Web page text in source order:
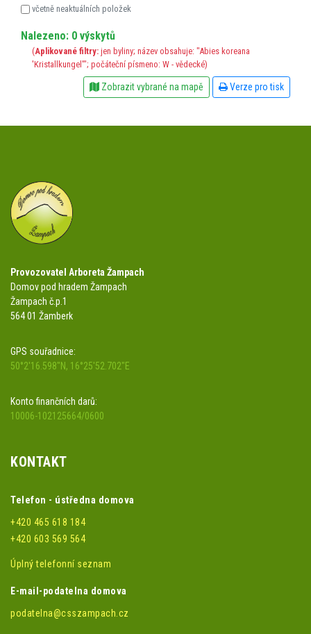
včetně neaktuálních položek
Nalezeno: 0 výskytů
(Aplikované filtry: jen byliny; název obsahuje: "Abies koreana
'Kristallkungel'"; počáteční písmeno: W - vědecké)
Zobrazit vybrané na mapě Verze pro tisk
Provozovatel Arboreta Žampach
Domov pod hradem Žampach
Žampach č.p.1
564 01 Žamberk
GPS souřadnice:
50°2'16.598"N, 16°25'52.702"E
Konto finančních darů:
10006-102125664/0600
KONTAKT
Telefon - ústředna domova
+420 465 618 184
+420 603 569 564
Úplný telefonní seznam
E-mail-podatelna domova
podatelna@csszampach.cz